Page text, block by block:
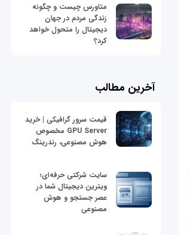
متاورس چیست و چگونه
زندگی مردم در جهان
دیجیتال را متحول خواهد
کرد؟
آخرین مطالب
قیمت سرور گرافیکی | خرید
GPU Server مخصوص
هوش مصنوعی، رندرینگ
سایت شرکتی حرفه‌ای؛
ویترین دیجیتال شما در
عصر جستجو و هوش
مصنوعی